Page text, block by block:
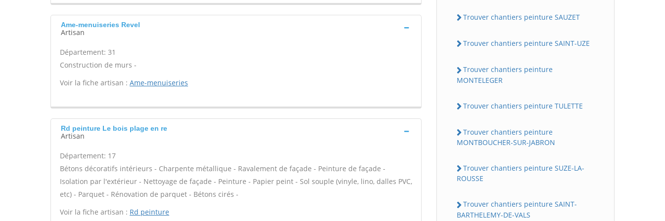
Ame-menuiseries Revel
Artisan
Département: 31
Construction de murs -
Voir la fiche artisan : Ame-menuiseries
Rd peinture Le bois plage en re
Artisan
Département: 17
Bétons décoratifs intérieurs - Charpente métallique - Ravalement de façade - Peinture de façade -
Isolation par l'extérieur - Nettoyage de façade - Peinture - Papier peint - Sol souple (vinyle, lino, dalles PVC,
etc) - Parquet - Rénovation de parquet - Bétons cirés -
Voir la fiche artisan : Rd peinture
Trouver chantiers peinture SAUZET
Trouver chantiers peinture SAINT-UZE
Trouver chantiers peinture
MONTELEGER
Trouver chantiers peinture TULETTE
Trouver chantiers peinture
MONTBOUCHER-SUR-JABRON
Trouver chantiers peinture SUZE-LA-
ROUSSE
Trouver chantiers peinture SAINT-
BARTHELEMY-DE-VALS